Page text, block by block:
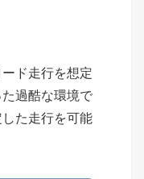
ド走行を想定
過酷な環境で
た走行を可能